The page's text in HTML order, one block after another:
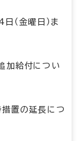
（金曜日）ま
加給付につい
措置の延長につ